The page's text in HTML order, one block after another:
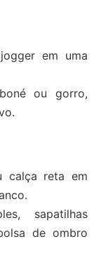
em uma
ou gorro,
calça reta em
sapatilhas
de ombro